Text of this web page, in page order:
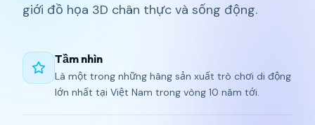
giới đồ họa 3D chân thực và sống động.
Tầm nhìn
Là một trong những hãng sản xuất trò chơi di động
lớn nhất tại Việt Nam trong vòng 10 năm tới.